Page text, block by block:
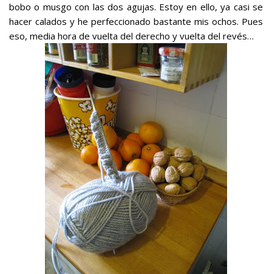
bobo o musgo con las dos agujas. Estoy en ello, ya casi se
hacer calados y he perfeccionado bastante mis ochos. Pues
eso, media hora de vuelta del derecho y vuelta del revés…